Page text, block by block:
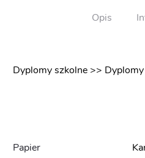
Opis
Dyplomy szkolne >> Dyplomy
Papier